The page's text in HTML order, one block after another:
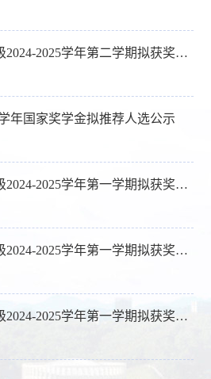
化学系本科2022级2024-2025学年第二学期拟获奖学金名单公示
年国家奖学金拟推荐人选公示
化学系本科2023级2024-2025学年第一学期拟获奖学金名单公示
化学系本科2022级2024-2025学年第一学期拟获奖学金名单公示
化学系本科2024级2024-2025学年第一学期拟获奖学金名单公示